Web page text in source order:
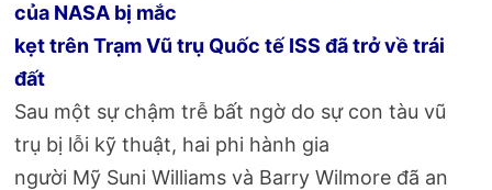
của NASA bị mắc
kẹt trên Trạm Vũ trụ Quốc tế ISS đã trở về trái
đất
Sau một sự chậm trễ bất ngờ do sự con tàu vũ
trụ bị lỗi kỹ thuật, hai phi hành gia
người Mỹ Suni Williams và Barry Wilmore đã an